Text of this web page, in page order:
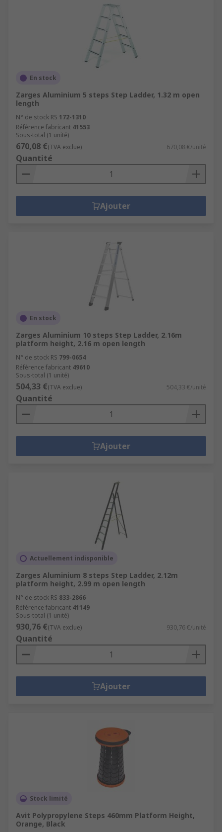
En stock
Zarges Aluminium 5 steps Step Ladder, 1.32 m open
length
N° de stock RS 172-1310
Référence fabricant 41553
Sous-total (1 unité)
670,08 €(TVA exclue) 670,08 €/unité
Quantité
Ajouter
En stock
Zarges Aluminium 10 steps Step Ladder, 2.16m
platform height, 2.16 m open length
N° de stock RS 799-0654
Référence fabricant 49610
Sous-total (1 unité)
504,33 €(TVA exclue) 504,33 €/unité
Quantité
Ajouter
Actuellement indisponible
Zarges Aluminium 8 steps Step Ladder, 2.12m
platform height, 2.99 m open length
N° de stock RS 833-2866
Référence fabricant 41149
Sous-total (1 unité)
930,76 €(TVA exclue) 930,76 €/unité
Quantité
Ajouter
Stock limité
Avit Polypropylene Steps 460mm Platform Height,
Orange, Black